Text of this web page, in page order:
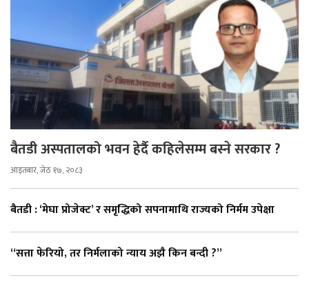
बैतडी अस्पतालको भवन हेर्दै कहिलेसम्म बस्ने सरकार ?
आइतबार, जेठ १७, २०८३
बैतडी : ‘मेघा प्रोजेक्ट’ र समृद्धिको सपनामाथि राज्यको निर्मम उपेक्षा
“सत्ता फेरियो, तर निर्मलाको न्याय अझै किन बन्दी ?”